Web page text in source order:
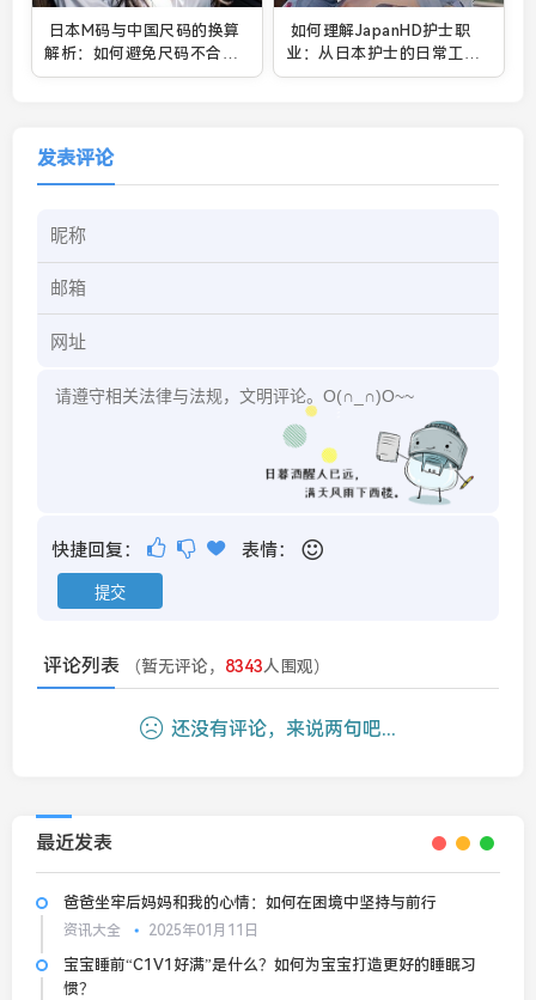
日本M码与中国尺码的换算
解析：如何避免尺码不合适
的购物困扰
如何理解JapanHD护士职
业：从日本护士的日常工作
与挑战看护士文化的魅力
发表评论
快捷回复： 表情：
评论列表 （暂无评论， 8343人围观）
还没有评论，来说两句吧...
最近发表
爸爸坐牢后妈妈和我的心情：如何在困境中坚持与前行
资讯大全 2025年01月11日
宝宝睡前“C1V1好满”是什么？如何为宝宝打造更好的睡眠习
惯？